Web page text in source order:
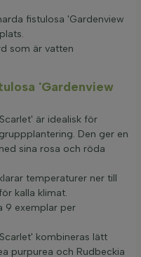
fistulosa 'Gardenview
som är vatten
'Gardenview
är idealisk för
Den ger en
sina rosa och röda
temperaturer ner till
kalla klimat.
9 exemplar per
kombineras lätt
purpurea och Rudbeckia